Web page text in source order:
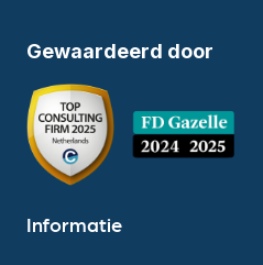
Gewaardeerd door
Informatie